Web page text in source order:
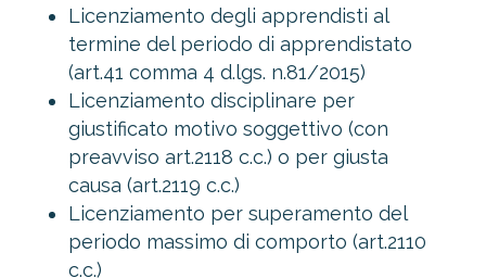
Licenziamento degli apprendisti al
termine del periodo di apprendistato
(art.41 comma 4 d.lgs. n.81/2015)
Licenziamento disciplinare per
giustificato motivo soggettivo (con
preavviso art.2118 c.c.) o per giusta
causa (art.2119 c.c.)
Licenziamento per superamento del
periodo massimo di comporto (art.2110
c.c.)